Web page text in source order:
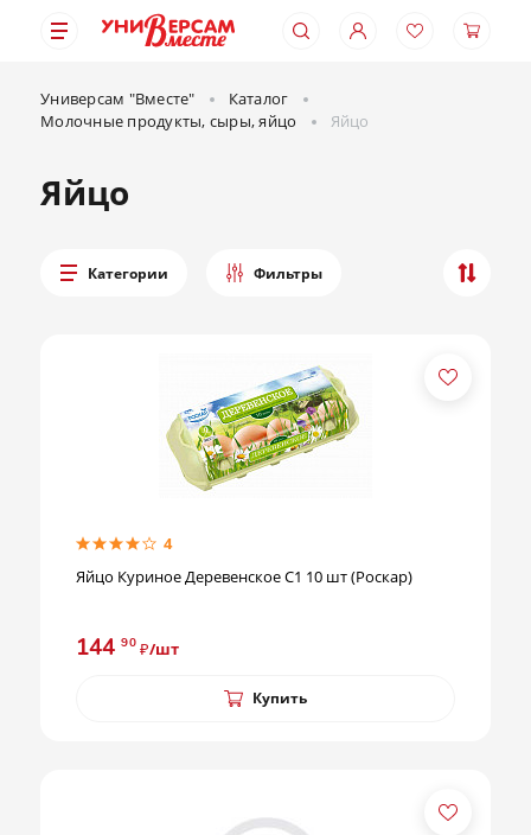
Универсам "Вместе"
Каталог
Молочные продукты, сыры, яйцо
Яйцо
Яйцо
Категории Фильтры
4
Яйцо Куриное Деревенское С1 10 шт (Роскар)
144 90 ₽/шт
Купить